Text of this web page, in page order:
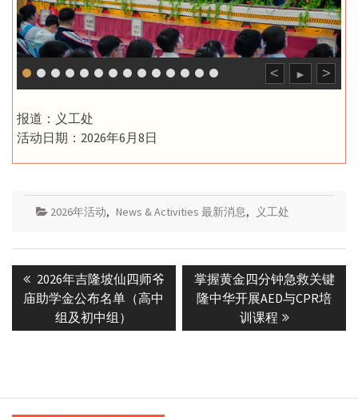
< ► >
报道：义工处
活动日期：2026年6月8日
2026年活动, News & Activities 最新消息, 义工处
navigation
Previous
post:
2026年吉隆坡仙四师爷
庙助学金公布名单（高中
组及初中组）
Next
post:
掌握黄金四分钟急救关键
隆中华开展AED与CPR培
训课程